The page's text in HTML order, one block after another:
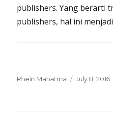
publishers. Yang berarti
publishers, hal ini
Rhein Mahatma
Posted
July 8, 2016